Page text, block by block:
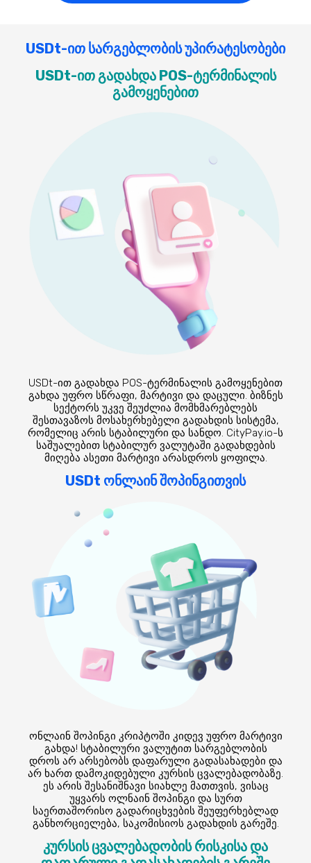
USDt-ით სარგებლობის უპირატესობები
USDt-ით გადახდა POS-ტერმინალის გამოყენებით
გახდა უფრო სწრაფი, მარტივი და დაცული. ბიზნეს
სექტორს უკვე შეუძლია მომხმარებლებს
შესთავაზოს მოსახერხებელი გადახდის სისტემა,
რომელიც არის სტაბილური და სანდო. CityPay.io-ს
საშუალებით სტაბილურ ვალუტაში გადახდების
მიღება ასეთი მარტივი არასდროს ყოფილა.
USDt-ით გადახდა POS-ტერმინალის
გამოყენებით
ონლაინ შოპინგი კრიპტოში კიდევ უფრო მარტივი
გახდა! სტაბილური ვალუტით სარგებლობის
დროს არ არსებობს დაფარული გადასახადები და
არ ხართ დამოკიდებული კურსის ცვალებადობაზე.
ეს არის შესანიშნავი სიახლე მათთვის, ვისაც
უყვარს ოლნაინ შოპინგი და სურთ
საერთაშორისო გადარიცხვების შეუფერხებლად
განხორციელება, საკომისიოს გადახდის გარეშე.
USDt ონლაინ შოპინგითვის
კურსის ცვალებადობის რისკისა და